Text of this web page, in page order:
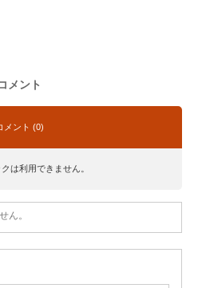
メント
メント (0)
は利用できません。
ん。